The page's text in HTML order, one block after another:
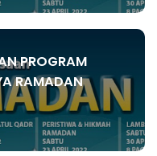
PROGRAM
RAMADAN